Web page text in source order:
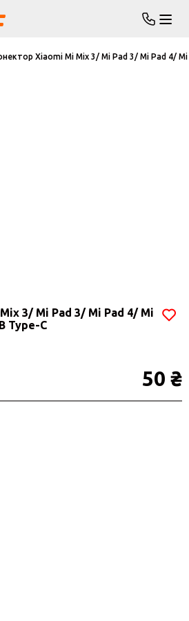
Xiaomi Mi Mix 3/ Mi Pad 3/ Mi Pad 4/ Mi
3/ Mi Pad 3/ Mi Pad 4/ Mi
Type-C
50 ₴